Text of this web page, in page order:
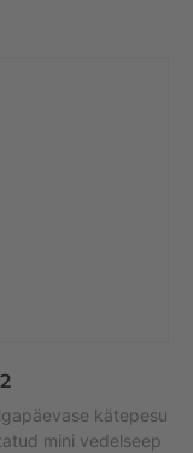
kätepesu
mini vedelseep